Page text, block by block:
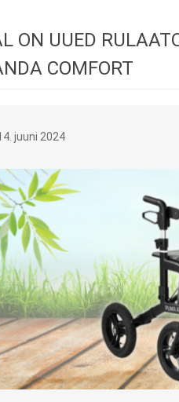
Niisutatud puhastusrätikud
Kreemid
Pesu- ja ühekordsed
Muud tooted
Transport Abivahendi
ON UUED
COMFORT
juuni 2024